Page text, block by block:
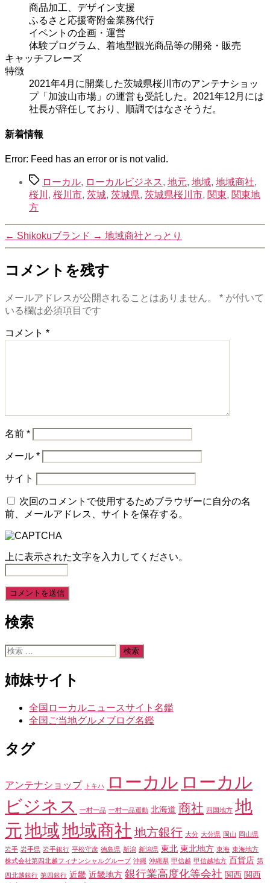
商品加工、デザイン支援
ふるさと応援寄附金業務代行
イベントの企画・運営
体験プログラム、着地型観光商品等の開発・販売
キャッチフレーズ
特徴
2021年4月に開業した茨城県桜川市のアンテナショッ
プ「加波山市場」の運営も受託した。2021年12月には
社長が辞任しており、順調ではなさそうだ。
新着情報
Error: Feed has an error or is not valid.
タ
グ
ローカル, ローカルビジネス, 地元, 地域, 地域商社,
桜川 , 桜川市, 茨城, 茨城県, 茨城県桜川市, 関東, 関東地
方
← Shikokuブランド → 地域商社とっとり
コメントを残す
メールアドレスが公開されることはありません。 * が付いて
いる欄は必須項目です
コメント *
名前 *
メール *
サイト
次回のコメントで使用するためブラウザーに自分の名
前、メールアドレス、サイトを保存する。
上に表示された文字を入力してください。
検索
検
対
象:
姉妹サイト
全国ローカルニュースサイト名鑑
全国ご当地グルメブログ名鑑
タグ
アンテナショップ トキハ ローカル ローカル
ビジネス
一村一品 一村一品運動 北海道 商社 四国地方 地
元地域地域商社 地方銀行 大分 大分県 岡山 岡山県
岩手 岩手県 岩手銀行 平松守彦 徳島県 新潟 新潟県 東北 東北地方 東海 東海地方
株式会社第四北越フィナンシャルグループ 沖縄 沖縄県 甲信越 甲信越地方 百貨店 第
四北越銀行 第四銀行 近畿 近畿地方 銀行業高度化等会社 関西 関西